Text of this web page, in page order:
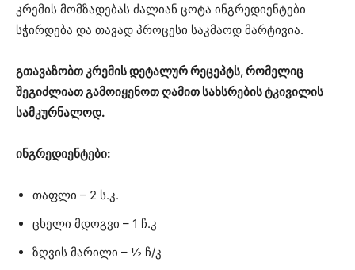
კრემის მომზადებას ძალიან ცოტა ინგრედიენტები
სჭირდება და თავად პროცესი საკმაოდ მარტივია.
გთავაზობთ კრემის დეტალურ რეცეპტს, რომელიც
შეგიძლიათ გამოიყენოთ ღამით სახსრების ტკივილის
სამკურნალოდ.
ინგრედიენტები:
თაფლი – 2 ს.კ.
ცხელი მდოგვი – 1 ჩ.კ
ზღვის მარილი – ½ ჩ/კ